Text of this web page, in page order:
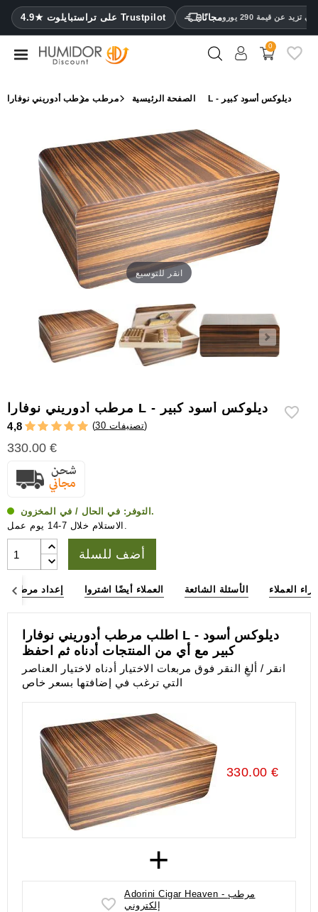
4.9★ على تراستبايلوت Trustpilot مجانًا عن قيمة 290 يورو CATEGORY
مرطب
خزائن
ترطيب
إكسسوارات
0
الصفحة الرئيسية مرطب مرطب أدوريني نوفارا L - ديلوكس أسود كبير
انقر للتوسيع
مرطب أدوريني نوفارا L - ديلوكس أسود كبير
4,8 ( 30 تصنيفات)
330.00 €
التوفر: في الحال / في المخزون.
الاستلام خلال 7-14 يوم عمل.
أضف للسلة
إعداد مرطب العملاء أيضًا اشتروا الأسئلة الشائعة آراء العملاء
اطلب مرطب أدوريني نوفارا L - ديلوكس أسود
كبير مع أي من المنتجات أدناه ثم احفظ
انقر / ألغِ النقر فوق مربعات الاختيار أدناه لاختيار العناصر
التي ترغب في إضافتها بسعر خاص
330.00 €
+
Adorini Cigar Heaven - مرطب
إلكتروني